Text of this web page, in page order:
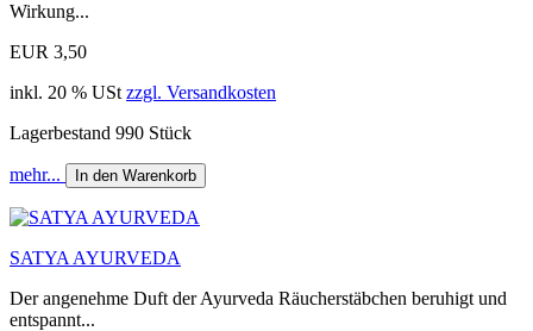
Wirkung...
EUR 3,50
inkl. 20 % USt zzgl. Versandkosten
Lagerbestand 990 Stück
mehr... In den Warenkorb
SATYA AYURVEDA
Der angenehme Duft der Ayurveda Räucherstäbchen beruhigt und
entspannt...